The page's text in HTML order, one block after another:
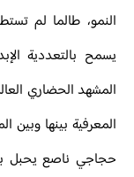
النمو، طالما لم
يسمح بالتعددية
المشهد الحضاري
المعرفية بينها وبين
حجاجي ناصع يحبل